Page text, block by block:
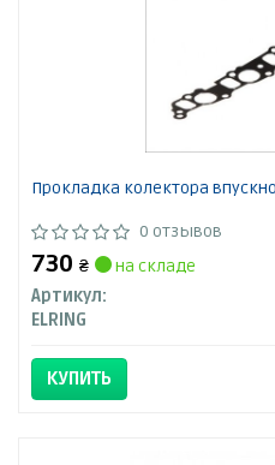
Прокладка колектора
0 отзывов
730 ₴
на складе
Артикул:
ELRING
КУПИТЬ